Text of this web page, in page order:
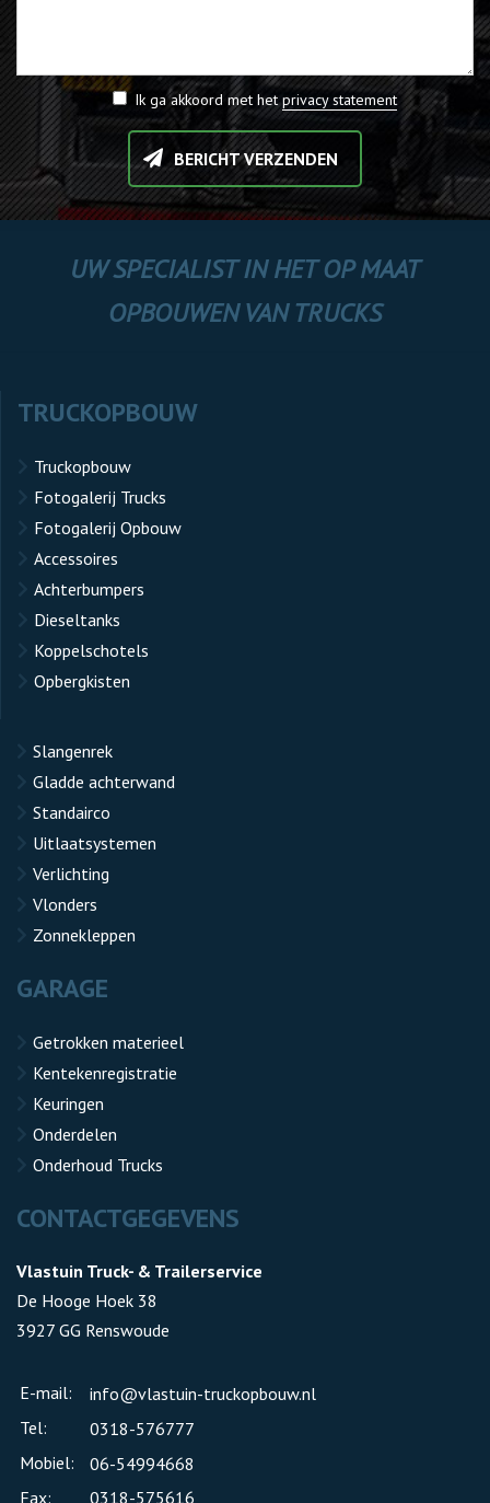
Ik ga akkoord met hetprivacy statement
BERICHT VERZENDEN
UW SPECIALIST IN HET OP MAAT
OPBOUWEN VAN TRUCKS
TRUCKOPBOUW
Truckopbouw
Fotogalerij Trucks
Fotogalerij Opbouw
Accessoires
Achterbumpers
Dieseltanks
Koppelschotels
Opbergkisten
Slangenrek
Gladde achterwand
Standairco
Uitlaatsystemen
Verlichting
Vlonders
Zonnekleppen
GARAGE
Getrokken materieel
Kentekenregistratie
Keuringen
Onderdelen
Onderhoud Trucks
CONTACTGEGEVENS
Vlastuin Truck- & Trailerservice
De Hooge Hoek 38
3927 GG Renswoude
E-mail:
info@vlastuin-truckopbouw.nl
Tel:
0318-576777
Mobiel:
06-54994668
Fax:
0318-575616